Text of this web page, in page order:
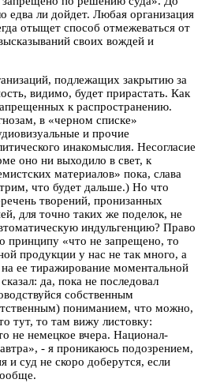
едва ли дойдет. Любая организация
отыщет способ отмежеваться от
своих вождей и
подлежащих закрытию за
видимо, будет прирастать. Как
к распространению.
в «черном списке»
и прочие
инакомыслия. Несогласие
оно ни выходило в свет, к
материалов» пока, слава
что будет дальше.) Но что
творений, пронизанных
для точно таких же поделок, не
индульгенцию? Право
принципу «что не запрещено, то
продукции у нас не так много, а
ее тиражирование моментальной
да, пока не последовал
собственным
пониманием, что можно,
тут, то там вижу листовку:
не немецкое вчера. Национал-
- я проникаюсь подозрением,
и суд не скоро доберутся, если